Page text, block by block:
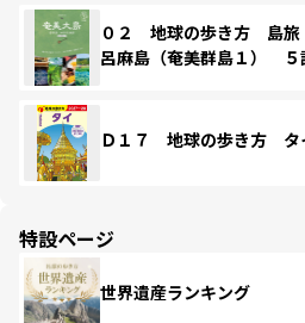
０２ 地球の歩き方 島
呂麻島（奄美群島１） ５
Ｄ１７ 地球の歩き方 タ
特設ページ
世界遺産ランキング